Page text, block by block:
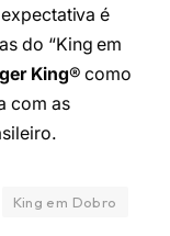
é
do “King em
King® como
com as
King em Dobro